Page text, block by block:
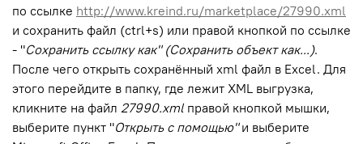
по ссылке http://www.kreind.ru/marketplace/27990.xml
и сохранить файл (ctrl+s) или правой кнопкой по ссылке
- "Сохранить ссылку как" (Сохранить объект как...).
После чего открыть сохранённый xml файл в Excel. Для
этого перейдите в папку, где лежит XML выгрузка,
кликните на файл 27990.xml правой кнопкой мышки,
выберите пункт "Открыть с помощью"и выберите